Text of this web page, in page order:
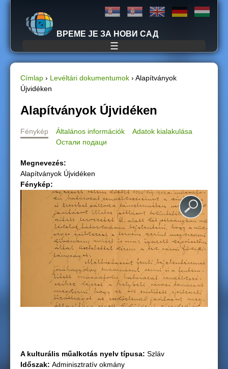
Jump to navigation
ВРЕМЕ ЈЕ ЗА НОВИ САД
☰
J
e
l
e
n
e
g
e
y
Címlap › Levéltári dokumentumok › Alapítványok
Újvidéken
Alapítványok Újvidéken
Fénykép Általános információk
Adatok kialakulása
Остали подаци
Megnevezés:
Alapítványok Újvidéken
Fénykép:
A kulturális műalkotás nyelv típusa: Szláv
Időszak: Adminisztratív okmány